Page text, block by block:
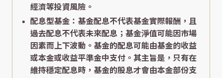
經濟等投資風險。
配息型基金：基金配息不代表基金實際報酬，且
過去配息不代表未來配息；基金淨值可能因市場
因素而上下波動。基金的配息可能由基金的收益
或本金或收益平準金中支付。其主旨是，只有在
維持穩定配息時，基金的股息才會由本金部份支